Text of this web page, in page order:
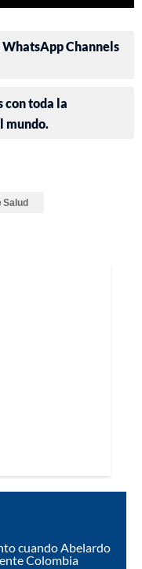
Channels
con toda la
mundo.
Salud
cuando Abelardo
Colombia